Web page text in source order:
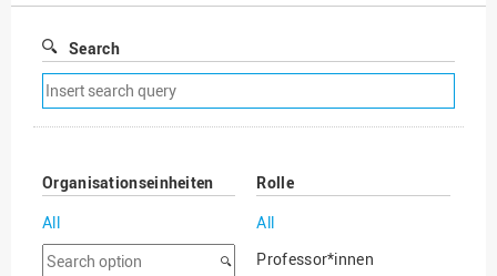
Search
Remove
search
filter
Organisationseinheiten
All
Search
Rolle
All
Professor*innen